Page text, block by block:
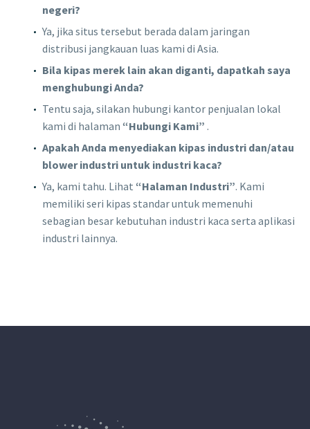
negeri?
Ya, jika situs tersebut berada dalam jaringan
distribusi jangkauan luas kami di Asia.
Bila kipas merek lain akan diganti, dapatkah saya
menghubungi Anda?
Tentu saja, silakan hubungi kantor penjualan lokal
kami di halaman “Hubungi Kami” .
Apakah Anda menyediakan kipas industri dan/atau
blower industri untuk industri kaca?
Ya, kami tahu. Lihat “Halaman Industri”. Kami
memiliki seri kipas standar untuk memenuhi
sebagian besar kebutuhan industri kaca serta aplikasi
industri lainnya.